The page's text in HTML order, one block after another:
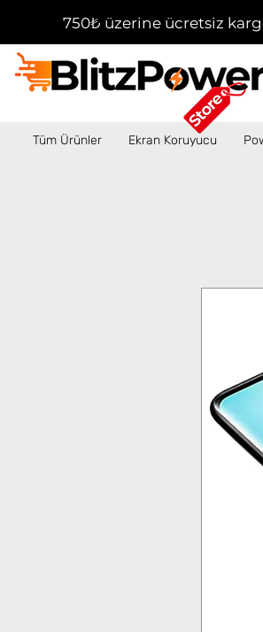
750₺ üzerine ücretsiz
Tüm Ürünler Ekran Koruyucu